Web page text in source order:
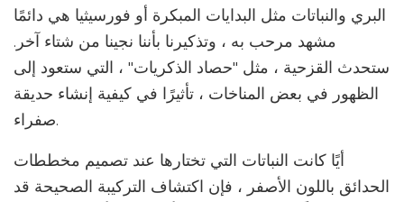
البري والنباتات مثل البدايات المبكرة أو فورسيثيا هي دائمًا
مشهد مرحب به ، وتذكيرنا بأننا نجينا من شتاء آخر.
ستحدث القزحية ، مثل "حصاد الذكريات" ، التي ستعود إلى
الظهور في بعض المناخات ، تأثيرًا في كيفية إنشاء حديقة
صفراء.
أيًا كانت النباتات التي تختارها عند تصميم مخططات
الحدائق باللون الأصفر ، فإن اكتشاف التركيبة الصحيحة قد